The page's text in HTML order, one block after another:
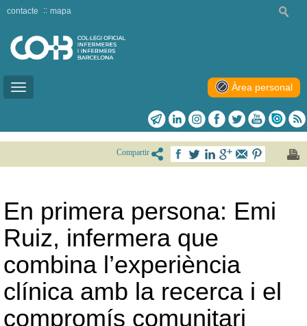
Toggle
contacte mapa
Àrea personal
Compartir
En primera persona: Emi
Ruiz, infermera que
combina l’experiència
clínica amb la recerca i el
compromís comunitari